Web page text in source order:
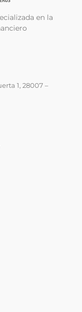
en la
1, 28007 –